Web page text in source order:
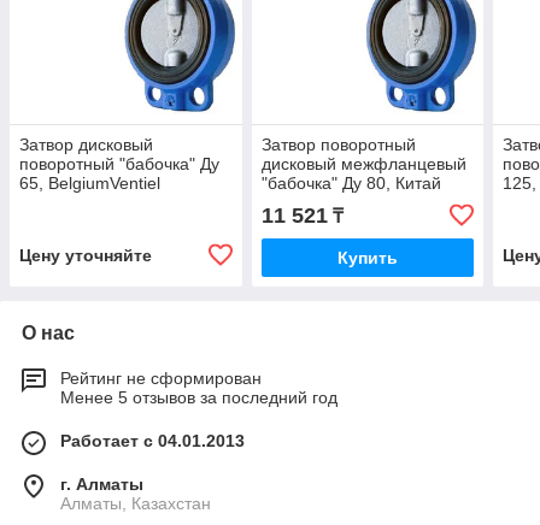
Затвор дисковый
поворотный "бабочка" Ду
65, BelgiumVentiel
Цену уточняйте
Затвор поворотный
дисковый межфланцевый
"бабочка" Ду 80, Китай
11 521₸
Купить
О нас
Рейтинг не сформирован
Менее 5 отзывов за последний год
Работает с 04.01.2013
г. Алматы
Алматы, Казахстан